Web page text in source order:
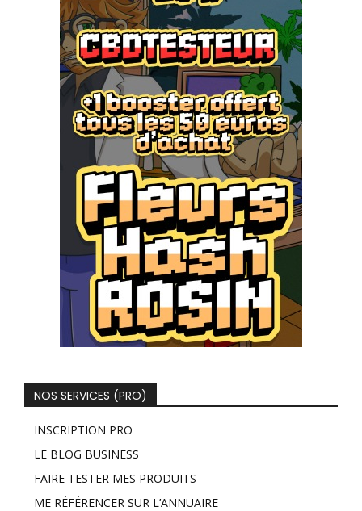
NOS SERVICES (PRO)
INSCRIPTION PRO
LE BLOG BUSINESS
FAIRE TESTER MES PRODUITS
ME RÉFÉRENCER SUR L’ANNUAIRE